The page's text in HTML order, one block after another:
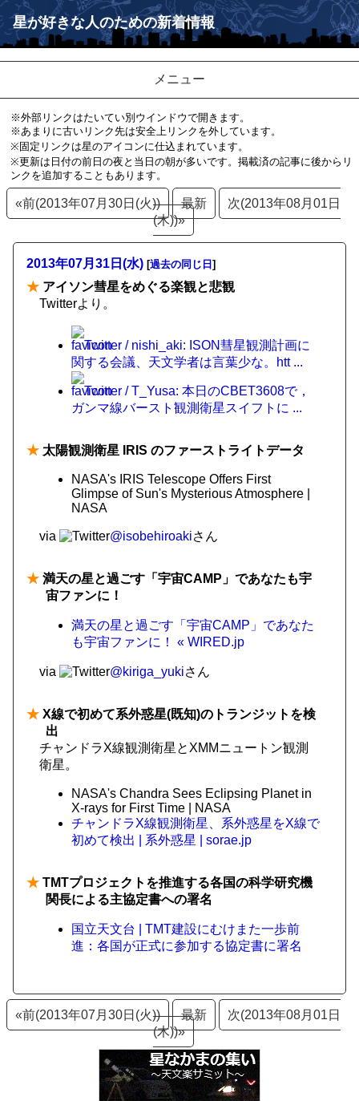
星が好きな人のための新着情報
メニュー
※外部リンクはたいてい別ウインドウで開きます。
※あまりに古いリンク先は安全上リンクを外しています。
※固定リンクは星のアイコンに仕込まれています。
※更新は日付の前日の夜と当日の朝が多いです。掲載済の記事に後からリ
ンクを追加することもあります。
«前(2013年07月30日(火)) 最新
次(2013年08月01日
(木))»
2013年07月31日(水) [過去の同じ日 ]
★ アイソン彗星をめぐる楽観と悲観
Twitterより。
Twitter / nishi_aki: ISON彗星観測計画に
関する会議、天文学者は言葉少な。htt ...
Twitter / T_Yusa: 本日のCBET3608で，
ガンマ線バースト観測衛星スイフトに ...
★ 太陽観測衛星 IRIS のファーストライトデータ
NASA's IRIS Telescope Offers First
Glimpse of Sun's Mysterious Atmosphere |
NASA
via @isobehiroakiさん
★ 満天の星と過ごす「宇宙CAMP」であなたも宇
宙ファンに！
満天の星と過ごす「宇宙CAMP」であなた
も宇宙ファンに！ « WIRED.jp
via @kiriga_yukiさん
★ X線で初めて系外惑星(既知)のトランジットを検
出
チャンドラX線観測衛星とXMMニュートン観測
衛星。
NASA's Chandra Sees Eclipsing Planet in
X-rays for First Time | NASA
チャンドラX線観測衛星、系外惑星をX線で
初めて検出 | 系外惑星 | sorae.jp
★ TMTプロジェクトを推進する各国の科学研究機
関長による主協定書への署名
国立天文台 | TMT建設にむけまた一歩前
進：各国が正式に参加する協定書に署名
«前(2013年07月30日(火)) 最新
次(2013年08月01日
(木))»